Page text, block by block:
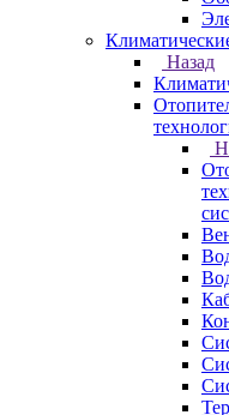
Назад